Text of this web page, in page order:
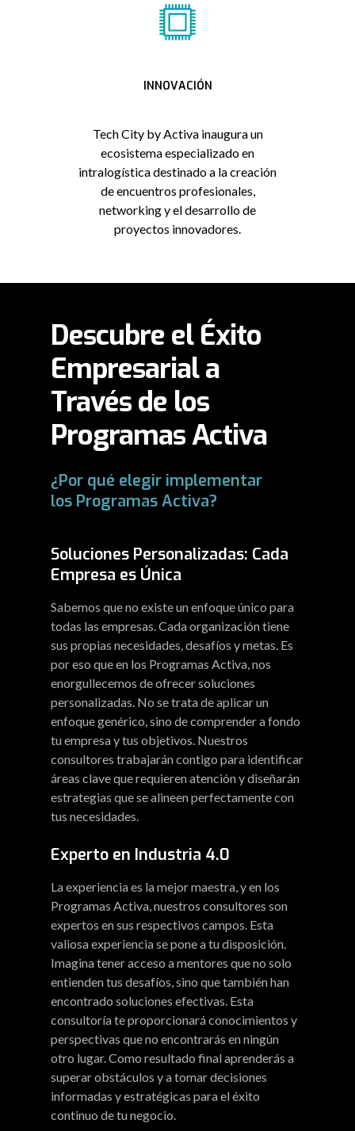
INNOVACIÓN
Tech City by Activa inaugura un
ecosistema especializado en
intralogística destinado a la creación
de encuentros profesionales,
networking y el desarrollo de
proyectos innovadores.
Descubre el Éxito
Empresarial a
Través de los
Programas Activa
¿Por qué elegir implementar
los Programas Activa?
Soluciones Personalizadas: Cada
Empresa es Única
Sabemos que no existe un enfoque único para
todas las empresas. Cada organización tiene
sus propias necesidades, desafíos y metas. Es
por eso que en los Programas Activa, nos
enorgullecemos de ofrecer soluciones
personalizadas. No se trata de aplicar un
enfoque genérico, sino de comprender a fondo
tu empresa y tus objetivos. Nuestros
consultores trabajarán contigo para identificar
áreas clave que requieren atención y diseñarán
estrategias que se alineen perfectamente con
tus necesidades.
Experto en Industria 4.0
La experiencia es la mejor maestra, y en los
Programas Activa, nuestros consultores son
expertos en sus respectivos campos. Esta
valiosa experiencia se pone a tu disposición.
Imagina tener acceso a mentores que no solo
entienden tus desafíos, sino que también han
encontrado soluciones efectivas. Esta
consultoría te proporcionará conocimientos y
perspectivas que no encontrarás en ningún
otro lugar. Como resultado final aprenderás a
superar obstáculos y a tomar decisiones
informadas y estratégicas para el éxito
continuo de tu negocio.